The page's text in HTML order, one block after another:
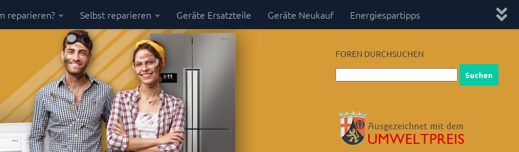
reparieren? Selbst reparieren Geräte Ersatzteile Geräte Neukauf Energiespartipps
FOREN DURCHSUCHEN